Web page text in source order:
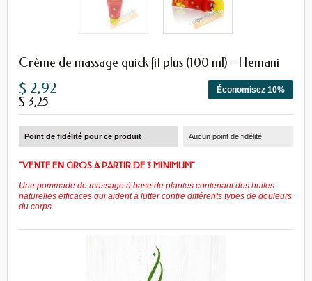
Crème de massage quick fit plus (100 ml) - Hemani
Économisez 10%
$ 2,92
$ 3,25
Point de fidélité pour ce produit Aucun point de fidélité
"VENTE EN GROS A PARTIR DE 3 MINIMUM"
Une pommade de massage à base de plantes contenant des huiles
naturelles efficaces qui aident à lutter contre différents types de douleurs
du corps